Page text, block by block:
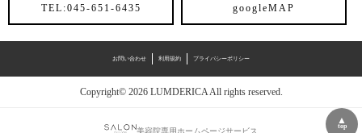
TEL:045-651-6435 googleMAP
お問い合わせ 利用規約 プライバシーポリシー
Copyright© 2026 LUMDERICA All rights reserved.
▲
top